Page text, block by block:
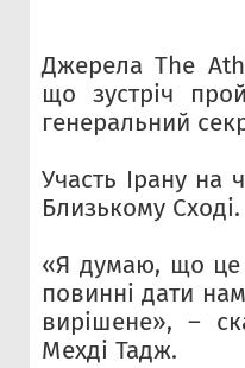
Джерела The
що зустріч
генеральний
Участь Ірану на
Близькому Сході.
«Я думаю, що це
повинні дати
вирішене», –
Мехді Тадж.